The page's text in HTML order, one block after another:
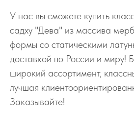
У нас вы сможете купить
садху "Дева" из массива
формы со статическими
доставкой по России и миру!
широкий ассортимент,
лучшая
Заказывайте!